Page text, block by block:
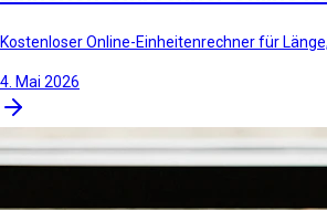
Kostenloser Online-Einheitenrechner für
4. Mai 2026